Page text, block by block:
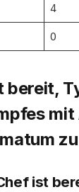
4
0
bereit,
ist